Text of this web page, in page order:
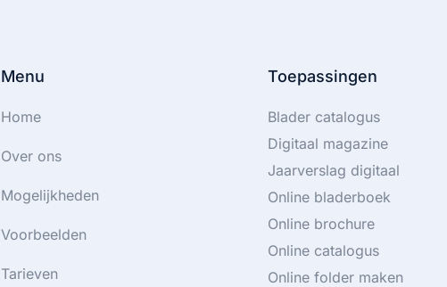
Menu
Home
Over ons
Mogelijkheden
Voorbeelden
Tarieven
Toepassingen
Blader catalogus
Digitaal magazine
Jaarverslag digitaal
Online bladerboek
Online brochure
Online catalogus
Online folder maken